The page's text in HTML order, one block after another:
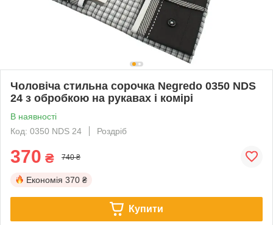
Чоловіча стильна сорочка Negredo 0350 NDS
24 з обробкою на рукавах і комірі
В наявності
Код: 0350 NDS 24
Роздріб
370 ₴ 740 ₴
Економія 370 ₴
Купити